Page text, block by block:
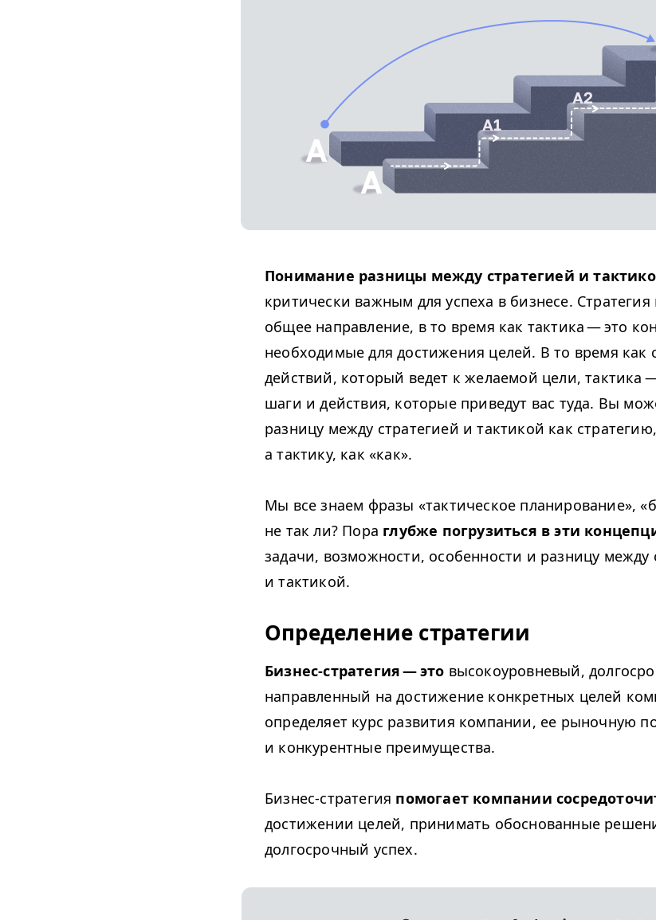
Понимание разницы между стратегией и
критически важным для успеха в бизнесе. Стратегия
общее направление, в то время как тактика — это
необходимые для достижения целей. В то время как
действий, который ведет к желаемой цели, тактика
шаги и действия, которые приведут вас туда. Вы
разницу между стратегией и тактикой как
а тактику, как «как».
Мы все знаем фразы «тактическое планирование»,
не так ли? Пора глубже погрузиться в эти
задачи, возможности, особенности и разницу между
и тактикой.
Определение стратегии
Бизнес-стратегия — это высокоуровневый,
направленный на достижение конкретных целей
определяет курс развития компании, ее рыночную
и конкурентные преимущества.
Бизнес-стратегия помогает компании
достижении целей, принимать обоснованные
долгосрочный успех.